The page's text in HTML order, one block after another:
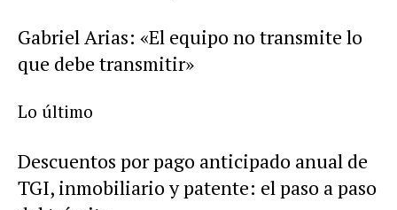
Gabriel Arias: «El equipo no transmite lo
que debe transmitir»
Lo último
Descuentos por pago anticipado anual de
TGI, inmobiliario y patente: el paso a paso